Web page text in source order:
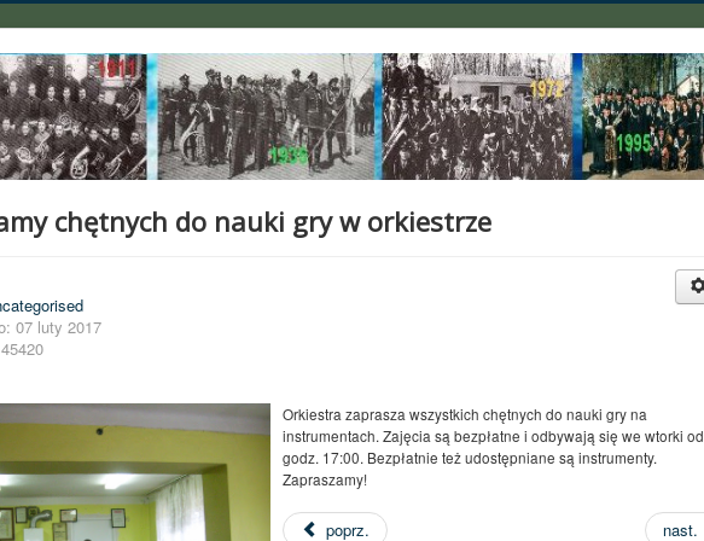
chętnych do nauki gry w orkiestrze
07 luty 2017
Orkiestra zaprasza wszystkich chętnych do nauki gry na
instrumentach. Zajęcia są bezpłatne i odbywają się we wtorki od
godz. 17:00. Bezpłatnie też udostępniane są instrumenty.
Zapraszamy!
poprz. nast.